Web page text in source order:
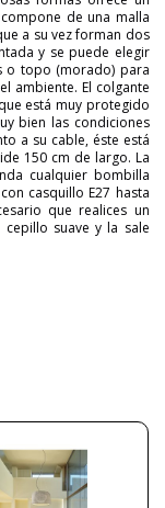
de una malla
a su vez forman dos
y se puede elegir
o topo (morado) para
ambiente. El colgante
está muy protegido
bien las condiciones
a su cable, éste está
150 cm de largo. La
cualquier bombilla
casquillo E27 hasta
que realices un
suave y la sale
September